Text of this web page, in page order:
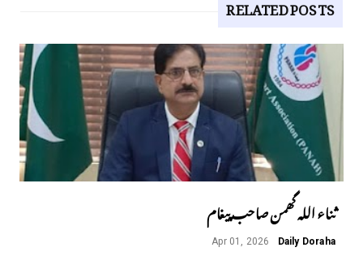
ثناء اللہ گھمن صاحب پیغام
Daily Doraha
Apr 01, 2026